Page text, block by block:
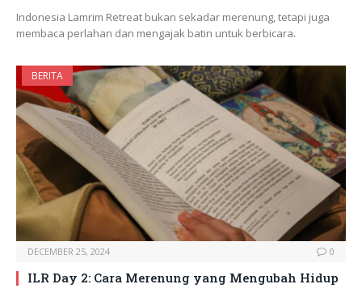
Indonesia Lamrim Retreat bukan sekadar merenung, tetapi juga
membaca perlahan dan mengajak batin untuk berbicara.
BERITA
DECEMBER 25, 2024 0
ILR Day 2: Cara Merenung yang Mengubah Hidup